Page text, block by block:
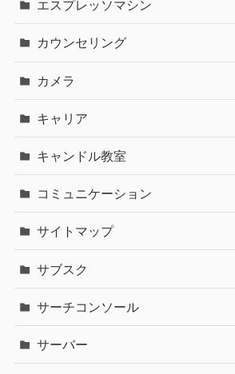
エスプレッソマシン
カウンセリング
カメラ
キャリア
キャンドル教室
コミュニケーション
サイトマップ
サブスク
サーチコンソール
サーバー